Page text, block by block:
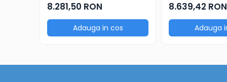
8.281,50 RON
Adauga in cos
8.639,42 RON
Adauga